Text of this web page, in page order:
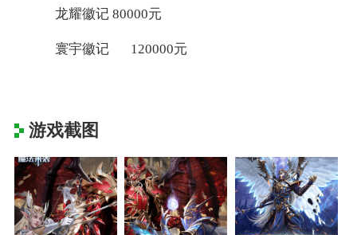
龙耀徽记 80000元
寰宇徽记 120000元
游戏截图